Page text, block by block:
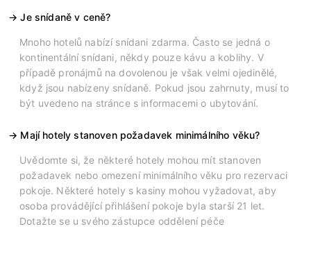
Je snídaně v ceně?
Mnoho hotelů nabízí snídani zdarma. Často se jedná o
kontinentální snídani, někdy pouze kávu a koblihy. V
případě pronájmů na dovolenou je však velmi ojedinělé,
když jsou nabízeny snídaně. Pokud jsou zahrnuty, musí to
být uvedeno na stránce s informacemi o ubytování.
Mají hotely stanoven požadavek minimálního věku?
Uvědomte si, že některé hotely mohou mít stanoven
požadavek nebo omezení minimálního věku pro rezervaci
pokoje. Některé hotely s kasiny mohou vyžadovat, aby
osoba provádějící přihlášení pokoje byla starší 21 let.
Dotažte se u svého zástupce oddělení péče